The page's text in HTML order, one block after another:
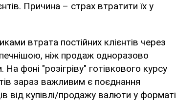
Причина – страх втратити їх у
втрата постійних клієнтів через
ніж продаж одноразово
фоні "розігріву" готівкового курсу
зараз важливим є поєднання
від купівлі/продажу валюти у форматі